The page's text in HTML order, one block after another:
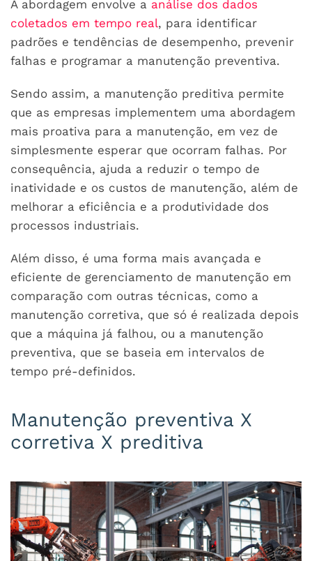
A abordagem envolve a análise dos dados
coletados em tempo real, para identificar
padrões e tendências de desempenho, prevenir
falhas e programar a manutenção preventiva.
Sendo assim, a manutenção preditiva permite
que as empresas implementem uma abordagem
mais proativa para a manutenção, em vez de
simplesmente esperar que ocorram falhas. Por
consequência, ajuda a reduzir o tempo de
inatividade e os custos de manutenção, além de
melhorar a eficiência e a produtividade dos
processos industriais.
Além disso, é uma forma mais avançada e
eficiente de gerenciamento de manutenção em
comparação com outras técnicas, como a
manutenção corretiva, que só é realizada depois
que a máquina já falhou, ou a manutenção
preventiva, que se baseia em intervalos de
tempo pré-definidos.
Manutenção preventiva X
corretiva X preditiva